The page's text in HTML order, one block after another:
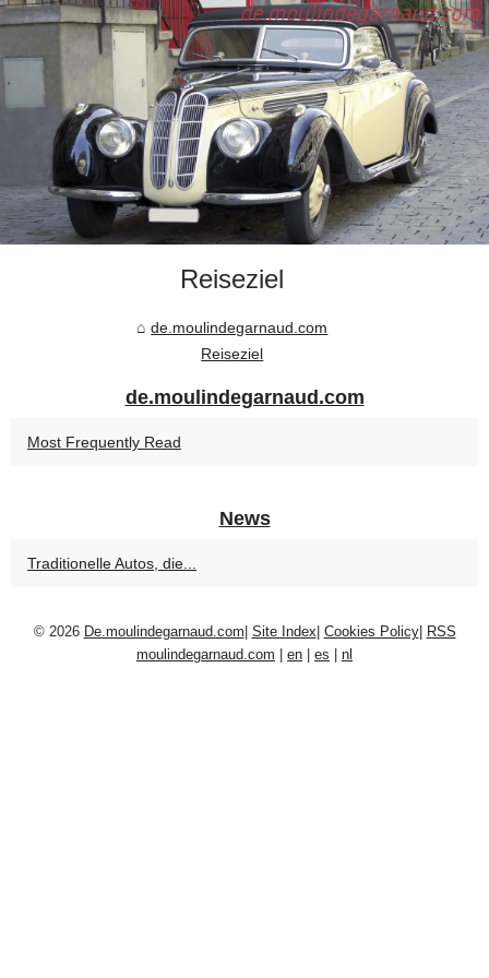
Reiseziel
de.moulindegarnaud.com
Reiseziel
de.moulindegarnaud.com
Most Frequently Read
News
Traditionelle Autos, die...
© 2026 De.moulindegarnaud.com Site Index Cookies Policy| RSS
moulindegarnaud.com
en es nl